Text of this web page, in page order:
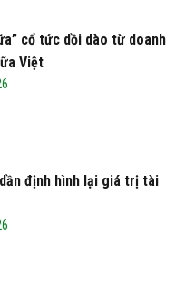
cổ tức dồi dào từ doanh
Việt
dần định hình lại giá trị tài